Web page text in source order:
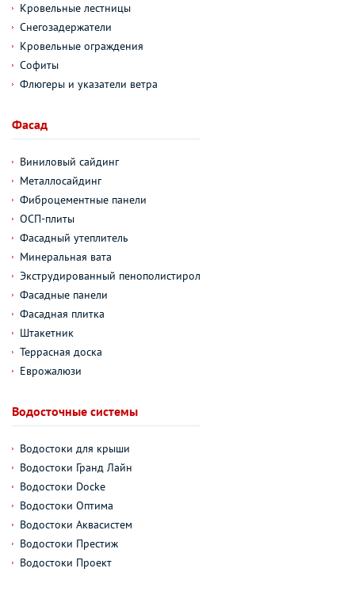
Кровельные лестницы
Снегозадержатели
Кровельные ограждения
Софиты
Флюгеры и указатели ветра
Фасад
Виниловый сайдинг
Металлосайдинг
Фиброцементные панели
ОСП-плиты
Фасадный утеплитель
Минеральная вата
Экструдированный пенополистирол
Фасадные панели
Фасадная плитка
Штакетник
Террасная доска
Еврожалюзи
Водосточные системы
Водостоки для крыши
Водостоки Гранд Лайн
Водостоки Docke
Водостоки Оптима
Водостоки Аквасистем
Водостоки Престиж
Водостоки Проект